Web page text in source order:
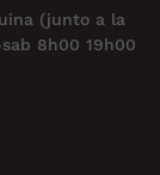
(junto a la
8h00 19h00